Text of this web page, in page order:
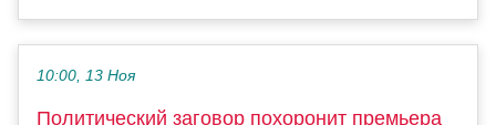
10:00, 13 Ноя
Политический заговор похоронит премьера